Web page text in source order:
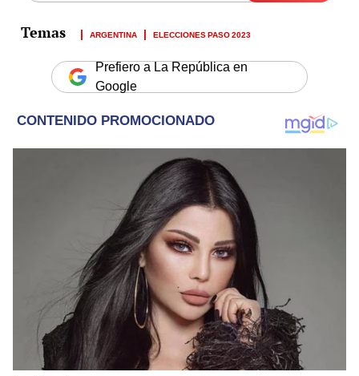
ARGENTINA ELECCIONES PASO 2023
Prefiero a La República en
Google